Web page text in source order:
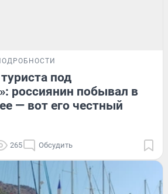
под
россиянин побывал в
— вот его честный
265 Обсудить